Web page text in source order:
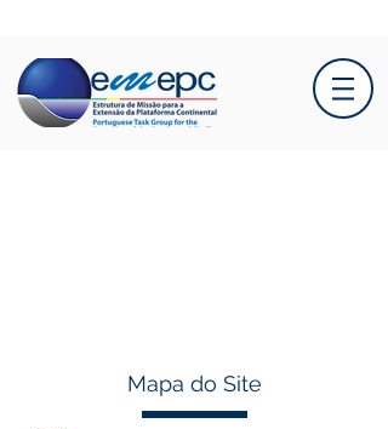
Mapa do Site